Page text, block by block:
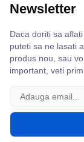
Newsletter
Daca doriti sa
puteti sa ne lasati
produs nou, sau
important, veti